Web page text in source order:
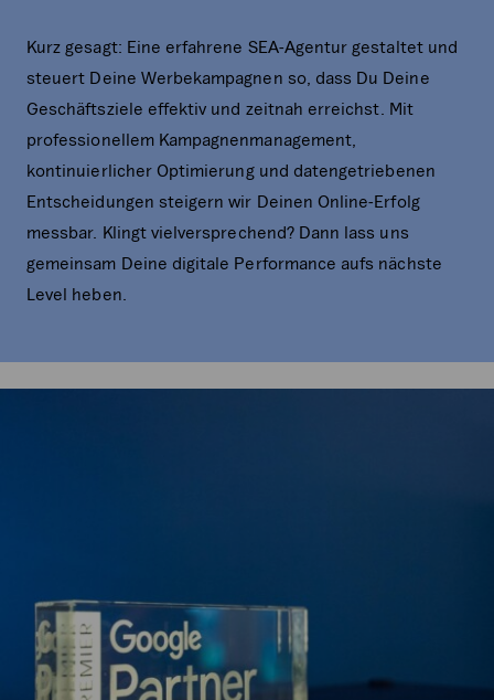
Kurz gesagt: Eine erfahrene SEA-Agentur gestaltet und
steuert Deine Werbekampagnen so, dass Du Deine
Geschäftsziele effektiv und zeitnah erreichst. Mit
professionellem Kampagnenmanagement,
kontinuierlicher Optimierung und datengetriebenen
Entscheidungen steigern wir Deinen Online-Erfolg
messbar. Klingt vielversprechend? Dann lass uns
gemeinsam Deine digitale Performance aufs nächste
Level heben.